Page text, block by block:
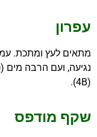
עפרון
מתאים לעץ ומתכת.
נגיעה, ועם הרבה
(4B).
שקף מודפס